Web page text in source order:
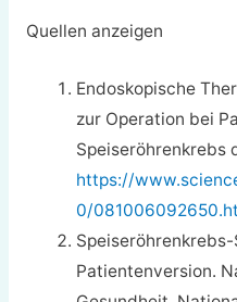
Quellen anzeigen
Endoskopische
zur Operation bei
Speiseröhrenkrebs
https://
0/
Patientenversion.